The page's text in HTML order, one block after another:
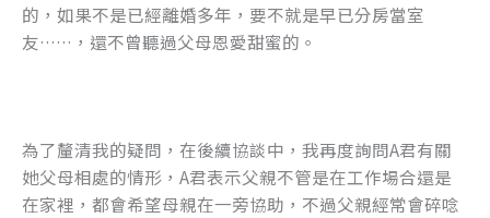
的，如果不是已經離婚多年，要不就是早已分房當室
友……，還不曾聽過父母恩愛甜蜜的。
為了釐清我的疑問，在後續協談中，我再度詢問A君有關
她父母相處的情形，A君表示父親不管是在工作場合還是
在家裡，都會希望母親在一旁協助，不過父親經常會碎唸